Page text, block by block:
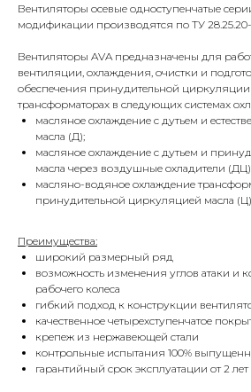
Вентиляторы осевые одноступенчатые
модификации производятся по ТУ 28.25.20-
Вентиляторы AVA предназначены для
вентиляции, охлаждения, очистки и
обеспечения принудительной циркуляции
трансформаторах в следующих системах
масляное охлаждение с дутьем и
масла (Д);
масляное охлаждение с дутьем и
масла через воздушные охладители
масляно-водяное охлаждение
принудительной циркуляцией масла (Ц).
Преимущества:
широкий размерный ряд
возможность изменения углов атаки и
рабочего колеса
гибкий подход к конструкции
качественное четырехступенчатое
крепеж из нержавеющей стали
контрольные испытания 100%
гарантийный срок эксплуатации от 2 лет